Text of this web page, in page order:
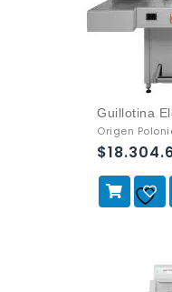
Guillotina
Origen
$